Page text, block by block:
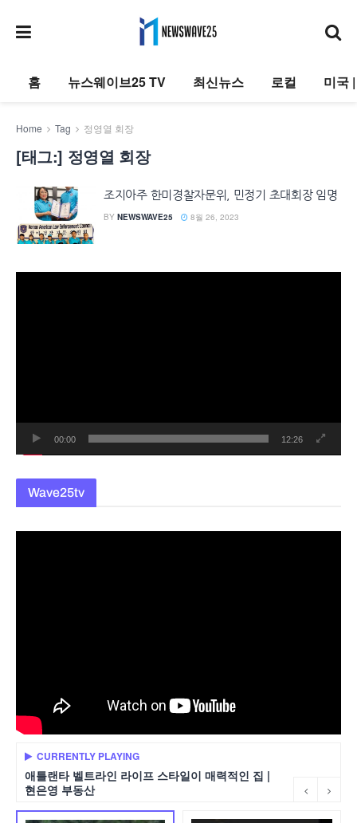
홈 뉴스웨이브25 TV 최신뉴스 로컬 미국
Home Tag 정영열 회장
[태그:] 정영열 회장
조지아주 한미경찰자문위, 민정기 초대회장 임명
BY NEWSWAVE25 8월 26, 2023
00:00 12:26
Wave25tv
CURRENTLY PLAYING
애틀랜타 벨트라인 라이프 스타일이 매력적인 집 |
현은영 부동산